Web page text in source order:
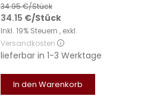
34.95€/Stück
34.15 €/Stück
Inkl. 19% Steuern , exkl.
Versandkosten
lieferbar in 1-3 Werktage
In den Warenkorb